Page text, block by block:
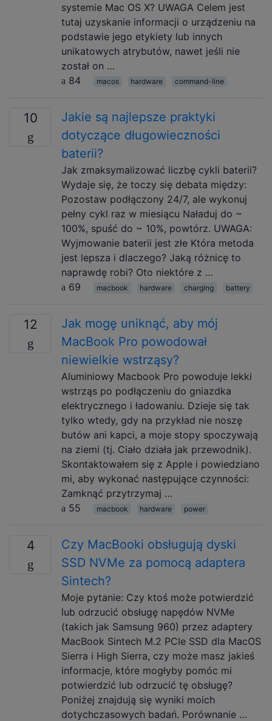
systemie Mac OS X? UWAGA Celem jest
tutaj uzyskanie informacji o urządzeniu na
podstawie jego etykiety lub innych
unikatowych atrybutów, nawet jeśli nie
został on …
84
macos hardware command-line
10
Jakie są najlepsze praktyki
dotyczące długowieczności
baterii?
Jak zmaksymalizować liczbę cykli baterii?
Wydaje się, że toczy się debata między:
Pozostaw podłączony 24/7, ale wykonuj
pełny cykl raz w miesiącu Naładuj do ~
100%, spuść do ~ 10%, powtórz. UWAGA:
Wyjmowanie baterii jest złe Która metoda
jest lepsza i dlaczego? Jaką różnicę to
naprawdę robi? Oto niektóre z …
69
macbook hardware charging battery
12
Jak mogę uniknąć, aby mój
MacBook Pro powodował
niewielkie wstrząsy?
Aluminiowy Macbook Pro powoduje lekki
wstrząs po podłączeniu do gniazdka
elektrycznego i ładowaniu. Dzieje się tak
tylko wtedy, gdy na przykład nie noszę
butów ani kapci, a moje stopy spoczywają
na ziemi (tj. Ciało działa jak przewodnik).
Skontaktowałem się z Apple i powiedziano
mi, aby wykonać następujące czynności:
Zamknąć przytrzymaj …
55
macbook hardware power
4
Czy MacBooki obsługują dyski
SSD NVMe za pomocą adaptera
Sintech?
Moje pytanie: Czy ktoś może potwierdzić
lub odrzucić obsługę napędów NVMe
(takich jak Samsung 960) przez adaptery
MacBook Sintech M.2 PCIe SSD dla MacOS
Sierra i High Sierra, czy może masz jakieś
informacje, które mogłyby pomóc mi
potwierdzić lub odrzucić tę obsługę?
Poniżej znajdują się wyniki moich
dotychczasowych badań. Porównanie …